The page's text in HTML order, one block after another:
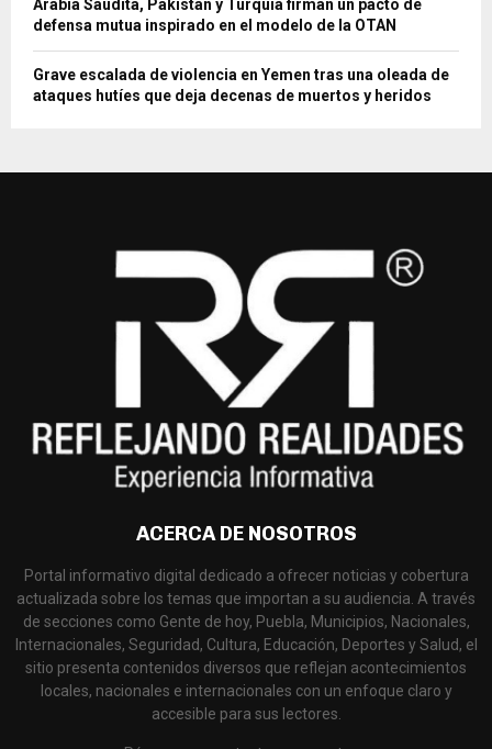
Arabia Saudita, Pakistán y Turquía firman un pacto de
defensa mutua inspirado en el modelo de la OTAN
Grave escalada de violencia en Yemen tras una oleada de
ataques hutíes que deja decenas de muertos y heridos
ACERCA DE NOSOTROS
Portal informativo digital dedicado a ofrecer noticias y cobertura
actualizada sobre los temas que importan a su audiencia. A través
de secciones como Gente de hoy, Puebla, Municipios, Nacionales,
Internacionales, Seguridad, Cultura, Educación, Deportes y Salud, el
sitio presenta contenidos diversos que reflejan acontecimientos
locales, nacionales e internacionales con un enfoque claro y
accesible para sus lectores.